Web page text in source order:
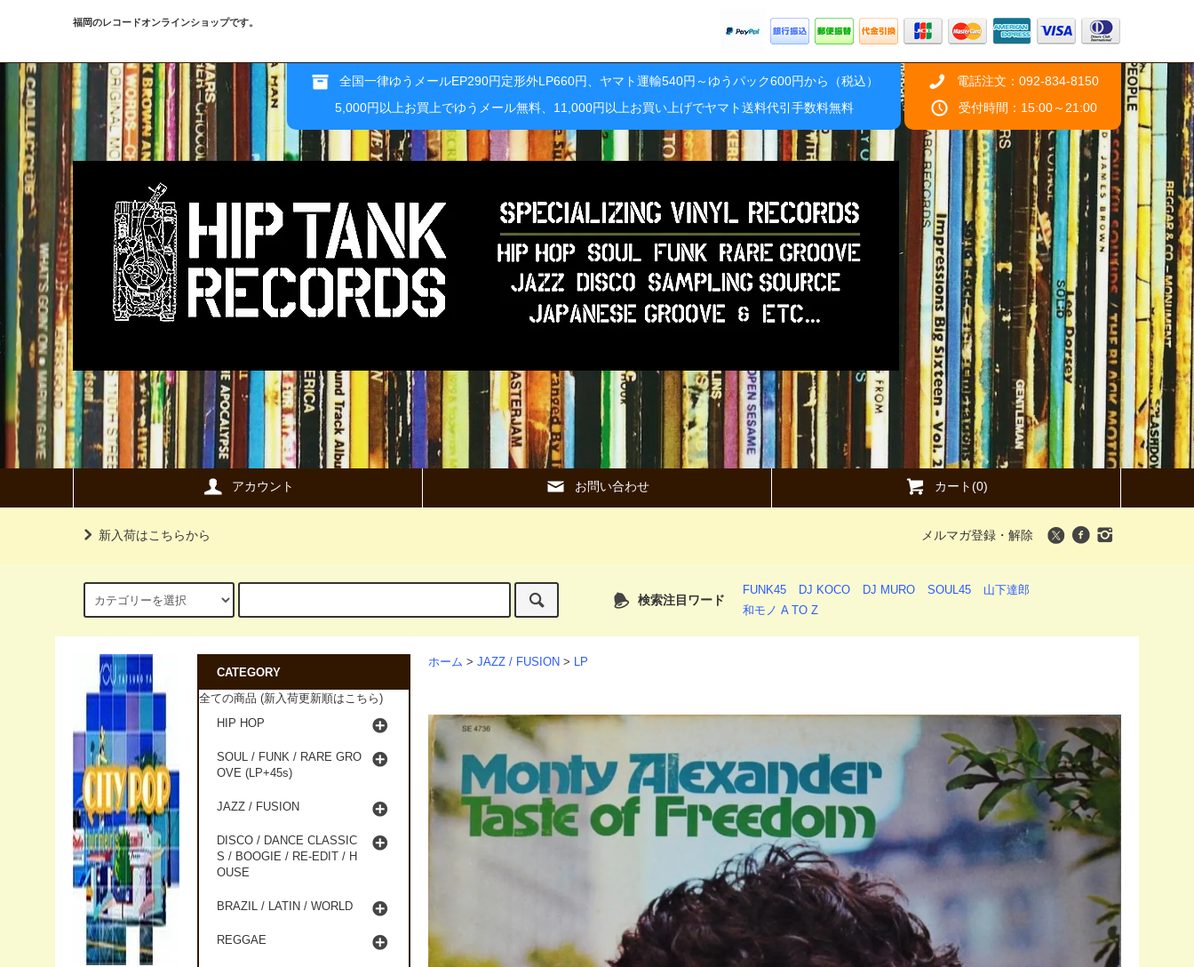
福岡のレコードオンラインショップです。
全国一律ゆうメールEP290円定形外LP660円、ヤマト運輸540円～ゆうパック600円から（税込）
5,000円以上お買上でゆうメール無料、11,000円以上お買い上げでヤマト送料代引手数料無料
電話注文：092-834-8150
受付時間：15:00～21:00
アカウント お問い合わせ カート(0)
新入荷はこちらから メルマガ登録・解除
検索注目ワード
FUNK45 DJ KOCO DJ MURO SOUL45
山下達郎
和モノ A TO Z
ホーム > JAZZ / FUSION > LP
CATEGORY
全ての商品 (新入荷更新順はこちら)
HIP HOP
SOUL / FUNK / RARE GRO
OVE (LP+45s)
JAZZ / FUSION
DISCO / DANCE CLASSIC
S / BOOGIE / RE-EDIT / H
OUSE
BRAZIL / LATIN / WORLD
REGGAE